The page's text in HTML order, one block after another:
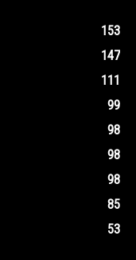
153
147
111
99
98
98
98
85
53